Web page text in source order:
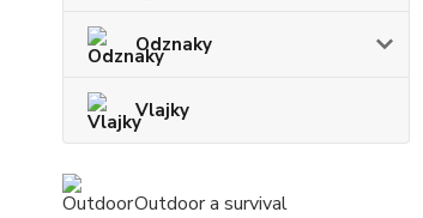
Odznaky
Vlajky
Outdoor a survival